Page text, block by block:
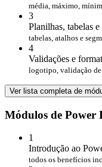
média, máximo,
3
Planilhas, tabelas e
tabelas, atalhos e
4
Validações e
logotipo, validação de
Ver lista completa de
Módulos de Power
1
Introdução ao
todos os benefícios